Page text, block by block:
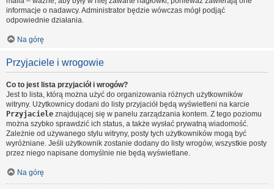
informacje o nadawcy. Administrator będzie wówczas mógł podjąć
odpowiednie działania.
Na górę
Przyjaciele i wrogowie
Co to jest lista przyjaciół i wrogów?
Jest to lista, którą można użyć do organizowania różnych użytkowników
witryny. Użytkownicy dodani do listy przyjaciół będą wyświetleni na karcie
Przyjaciele znajdującej się w panelu zarządzania kontem. Z tego poziomu
można szybko sprawdzić ich status, a także wysłać prywatną wiadomość.
Zależnie od używanego stylu witryny, posty tych użytkowników mogą być
wyróżniane. Jeśli użytkownik zostanie dodany do listy wrogów, wszystkie posty
przez niego napisane domyślnie nie będą wyświetlane.
Na górę